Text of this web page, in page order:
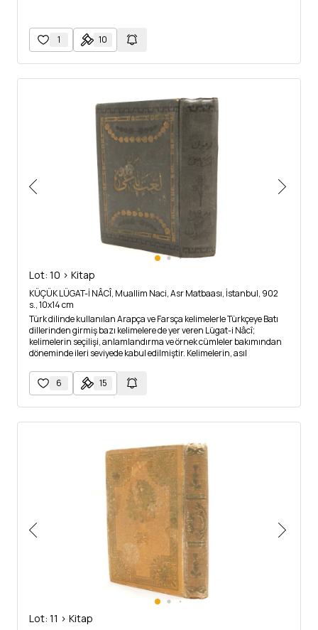
1 10
Lot: 10 > Kitap
KÜÇÜK LÜGAT-İ NÂCÎ, Muallim Naci, Asr Matbaası, İstanbul, 902
s., 10x14 cm
Türk dilinde kullanılan Arapça ve Farsça kelimelerle Türkçeye Batı
dillerinden girmiş bazı kelimelere de yer veren Lügat-i Nâcî;
kelimelerin seçilişi, anlamlandırma ve örnek cümleler bakımından
döneminde ileri seviyede kabul edilmiştir. Kelimelerin, asıl
gösterildiği sözlükte müellifin kendi şiirlerinden veya başka
şairlerden örnek çeşitli mısra ve beyitler de yer almaktadır. Sözlük
"fetva" kelimesine kadar Muallim Naci tarafından hazırlanıp
yayımlanmış, Nâci´nin ölümü üzerine geri kalan kısmı
Müstecabizâde İsmet Bey tarafından tamamlanmıştır. Sırtı ayrıktır.
6 15
Lot: 11 > Kitap